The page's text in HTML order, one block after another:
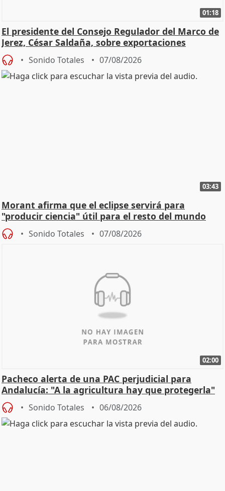
01:18
El presidente del Consejo Regulador del Marco de
Jerez, César Saldaña, sobre exportaciones
Sonido Totales 07/08/2026
03:43
Morant afirma que el eclipse servirá para
"producir ciencia" útil para el resto del mundo
Sonido Totales 07/08/2026
02:00
Pacheco alerta de una PAC perjudicial para
Andalucía: "A la agricultura hay que protegerla"
Sonido Totales 06/08/2026